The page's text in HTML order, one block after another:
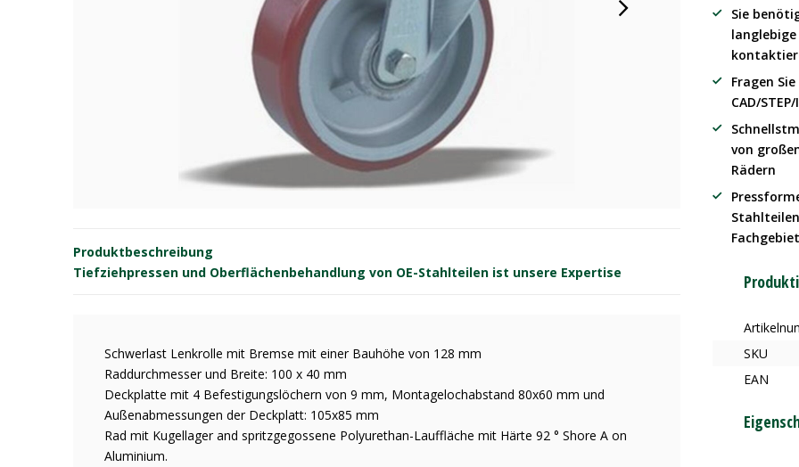
Produktbeschreibung
Tiefziehpressen und Oberflächenbehandlung von OE-Stahlteilen ist unsere Expertise
Schwerlast Lenkrolle mit Bremse mit einer Bauhöhe von 128 mm
Raddurchmesser und Breite: 100 x 40 mm
Deckplatte mit 4 Befestigungslöchern von 9 mm, Montagelochabstand 80x60 mm und
Außenabmessungen der Deckplatt: 105x85 mm
Rad mit Kugellager and spritzgegossene Polyurethan-Lauffläche mit Härte 92 ° Shore A on
Aluminium.
Sie
langlebige
Fragen
CAD/
von
Rädern
Fachgebiet
SKU
EAN